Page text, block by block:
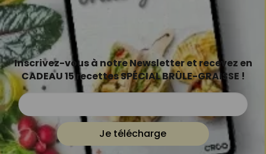
Inscrivez-vous à notre Newsletter et recevez en
CADEAU 15 recettes SPÉCIAL BRÛLE-GRAISSE !
Je télécharge